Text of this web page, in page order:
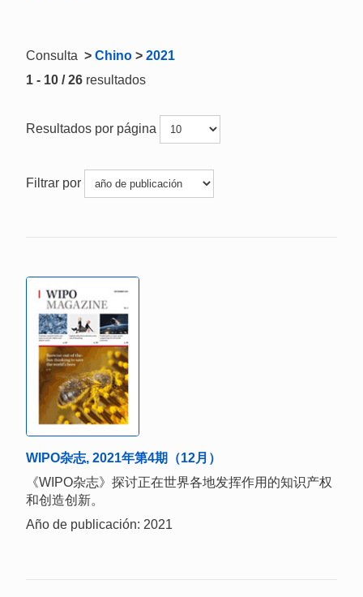
Consulta > Chino > 2021
1 - 10 / 26 resultados
Resultados por página
Filtrar por
WIPO杂志, 2021年第4期（12月）
《WIPO杂志》探讨正在世界各地发挥作用的知识产权
和创造创新。
Año de publicación: 2021